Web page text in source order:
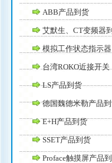
ABB产品到货
艾默生、CT变频器
模拟工作状态指示器
台湾ROKO近接开关
LS产品到货
德国魏德米勒产品
E+H产品到货
SSET产品到货
Proface触摸屏产品